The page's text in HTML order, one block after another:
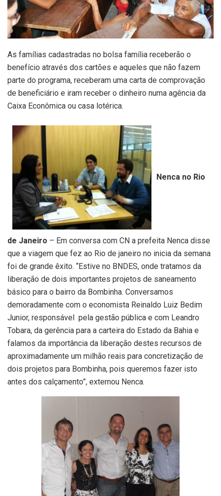
As famílias cadastradas no bolsa família receberão o
benefício através dos cartões e aqueles que não fazem
parte do programa, receberam uma carta de comprovação
de beneficiário e iram receber o dinheiro numa agência da
Caixa Econômica ou casa lotérica.
Nenca no Rio
de Janeiro – Em conversa com CN a prefeita Nenca disse
que a viagem que fez ao Rio de janeiro no inicia da semana
foi de grande êxito. “Estive no BNDES, onde tratamos da
liberação de dois importantes projetos de saneamento
básico para o bairro da Bombinha. Conversamos
demoradamente com o economista Reinaldo Luiz Bedim
Junior, responsável pela gestão pública e com Leandro
Tobara, da gerência para a carteira do Estado da Bahia e
falamos da importância da liberação destes recursos de
aproximadamente um milhão reais para concretização de
dois projetos para Bombinha, pois queremos fazer isto
antes dos calçamento”, externou Nenca.